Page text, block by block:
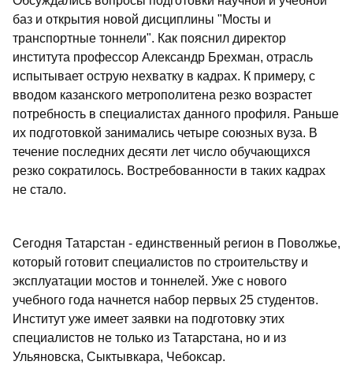
баз и открытия новой дисциплины "Мосты и
транспортные тоннели". Как пояснил директор
института профессор Александр Брехман, отрасль
испытывает острую нехватку в кадрах. К примеру, с
вводом казанского метрополитена резко возрастет
потребность в специалистах данного профиля. Раньше
их подготовкой занимались четыре союзных вуза. В
течение последних десяти лет число обучающихся
резко сократилось. Востребованности в таких кадрах
не стало.
Сегодня Татарстан - единственный регион в Поволжье,
который готовит специалистов по строительству и
эксплуатации мостов и тоннелей. Уже с нового
учебного года начнется набор первых 25 студентов.
Институт уже имеет заявки на подготовку этих
специалистов не только из Татарстана, но и из
Ульяновска, Сыктывкара, Чебоксар.